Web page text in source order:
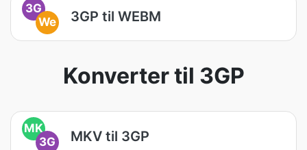
3G
We
3GP til WEBM
Konverter til 3GP
MK
3G
MKV til 3GP